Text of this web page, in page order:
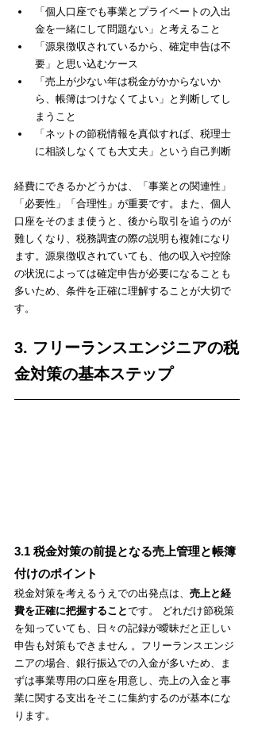
「個人口座でも事業とプライベートの入出
金を一緒にして問題ない」と考えること
「源泉徴収されているから、確定申告は不
要」と思い込むケース
「売上が少ない年は税金がかからないか
ら、帳簿はつけなくてよい」と判断してし
まうこと
「ネットの節税情報を真似すれば、税理士
に相談しなくても大丈夫」という自己判断
経費にできるかどうかは、「事業との関連性」
「必要性」「合理性」が重要です。また、個人
口座をそのまま使うと、後から取引を追うのが
難しくなり、税務調査の際の説明も複雑になり
ます。源泉徴収されていても、他の収入や控除
の状況によっては確定申告が必要になることも
多いため、条件を正確に理解することが大切で
す。
3. フリーランスエンジニアの税
金対策の基本ステップ
3.1 税金対策の前提となる売上管理と帳簿
付けのポイント
税金対策を考えるうえでの出発点は、 売上と経
費を正確に把握することです。 どれだけ節税策
を知っていても、日々の記録が曖昧だと正しい
申告も対策もできません 。フリーランスエンジ
ニアの場合、銀行振込での入金が多いため、ま
ずは事業専用の口座を用意し、売上の入金と事
業に関する支出をそこに集約するのが基本にな
ります。